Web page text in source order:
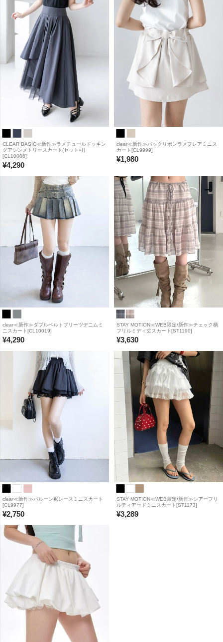
CLEAR BASIC≪新作≫ラメチュールドッキン
グアシンメトリースカート(セット可)
[CL10006]
¥4,290
clear≪新作≫バックリボンラメフレアミニス
カート[CL9999]
¥1,980
clear≪新作≫ダブルベルトプリーツデニムミ
ニスカート[CL10019]
¥4,290
STAY MOTION≪WEB限定/新作≫チェック柄
フリルミディ丈スカート[ST1190]
¥3,630
clear≪新作≫バルーン裾レースミニスカート
[CL9977]
¥2,750
STAY MOTION≪WEB限定/新作≫シアーフリ
ルティアードミニスカート[ST1173]
¥3,289